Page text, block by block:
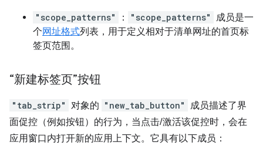
"scope_patterns" ： "scope_patterns" 成员是一
个网址格式列表，用于定义相对于清单网址的首页标
签页范围。
“新建标签页”按钮
"tab_strip" 对象的 "new_tab_button" 成员描述了界
面促控（例如按钮）的行为，当点击/激活该促控时，会在
应用窗口内打开新的应用上下文。它具有以下成员：